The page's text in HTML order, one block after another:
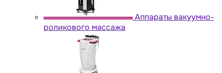
Аппараты вакуумно-
роликового массажа